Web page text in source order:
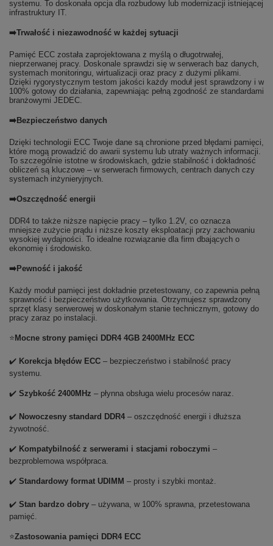
systemu. To doskonała opcja dla rozbudowy lub modernizacji istniejącej
infrastruktury IT.
➡️Trwałość i niezawodność w każdej sytuacji
Pamięć ECC została zaprojektowana z myślą o długotrwałej,
nieprzerwanej pracy. Doskonale sprawdzi się w serwerach baz danych,
systemach monitoringu, wirtualizacji oraz pracy z dużymi plikami.
Dzięki rygorystycznym testom jakości każdy moduł jest sprawdzony i w
100% gotowy do działania, zapewniając pełną zgodność ze standardami
branżowymi JEDEC.
➡️Bezpieczeństwo danych
Dzięki technologii ECC Twoje dane są chronione przed błędami pamięci,
które mogą prowadzić do awarii systemu lub utraty ważnych informacji.
To szczególnie istotne w środowiskach, gdzie stabilność i dokładność
obliczeń są kluczowe – w serwerach firmowych, centrach danych czy
systemach inżynieryjnych.
➡️Oszczędność energii
DDR4 to także niższe napięcie pracy – tylko 1.2V, co oznacza
mniejsze zużycie prądu i niższe koszty eksploatacji przy zachowaniu
wysokiej wydajności. To idealne rozwiązanie dla firm dbających o
ekonomię i środowisko.
➡️Pewność i jakość
Każdy moduł pamięci jest dokładnie przetestowany, co zapewnia pełną
sprawność i bezpieczeństwo użytkowania. Otrzymujesz sprawdzony
sprzęt klasy serwerowej w doskonałym stanie technicznym, gotowy do
pracy zaraz po instalacji.
⭐ Mocne strony pamięci DDR4 4GB 2400MHz ECC
✔️ Korekcja błędów ECC – bezpieczeństwo i stabilność pracy
systemu.
✔️ Szybkość 2400MHz – płynna obsługa wielu procesów naraz.
✔️ Nowoczesny standard DDR4 – oszczędność energii i dłuższa
żywotność.
✔️ Kompatybilność z serwerami i stacjami roboczymi –
bezproblemowa współpraca.
✔️ Standardowy format UDIMM – prosty i szybki montaż.
✔️ Stan bardzo dobry – używana, w 100% sprawna, przetestowana
pamięć.
⭐Zastosowania pamięci DDR4 ECC